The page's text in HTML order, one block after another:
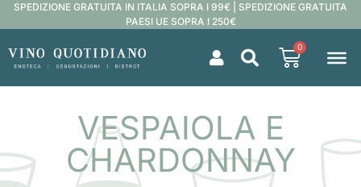
SPEDIZIONE GRATUITA IN ITALIA SOPRA I 99€ | SPEDIZIONE GRATUITA
PAESI UE SOPRA I 250€
0
VESPAIOLA E
CHARDONNAY